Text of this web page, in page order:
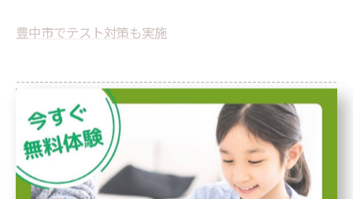
豊中市でテスト対策も実施
--------------------------------------------------------------------
個別指導 受験 自習室